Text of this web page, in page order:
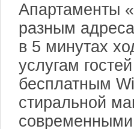
Апартаменты
разным
в 5 минутах
услугам
бесплатным
стиральной